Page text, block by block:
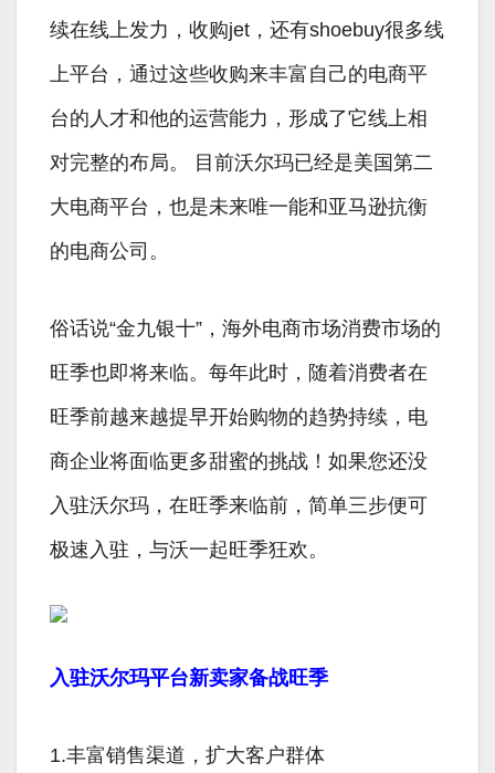
续在线上发力，收购jet，还有shoebuy很多线
上平台，通过这些收购来丰富自己的电商平
台的人才和他的运营能力，形成了它线上相
对完整的布局。 目前沃尔玛已经是美国第二
大电商平台，也是未来唯一能和亚马逊抗衡
的电商公司。
俗话说“金九银十”，海外电商市场消费市场的
旺季也即将来临。每年此时，随着消费者在
旺季前越来越提早开始购物的趋势持续，电
商企业将面临更多甜蜜的挑战！如果您还没
入驻沃尔玛，在旺季来临前，简单三步便可
极速入驻，与沃一起旺季狂欢。
入驻沃尔玛平台新卖家备战旺季
1.丰富销售渠道，扩大客户群体